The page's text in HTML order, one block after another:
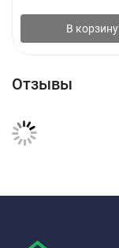
В корзину
Отзывы